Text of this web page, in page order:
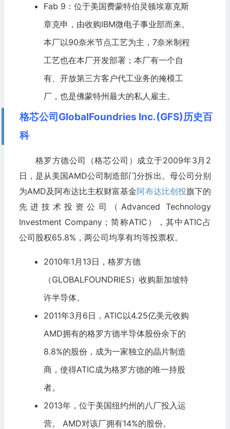
Fab 9：位于美国费蒙特伯灵顿埃塞克斯
章克申，由收购IBM微电子事业部而来。
本厂以90奈米节点工艺为主，7奈米制程
工艺也在本厂开发部署；本厂有一个自
有、开放第三方客户代工业务的掩模工
厂，也是佛蒙特州最大的私人雇主。
格芯公司GlobalFoundries Inc.(GFS)历史百
科
格罗方德公司（格芯公司）成立于2009年3月2
日，是从美国AMD公司制造部门分拆出。母公司分别
为AMD及阿布达比主权财富基金阿布达比创投旗下的
先进技术投资公司（Advanced Technology
Investment Company；简称ATIC），其中ATIC占
公司股权65.8%，两公司均享有均等投票权。
2010年1月13日，格罗方德
（GLOBALFOUNDRIES）收购新加坡特
许半导体。
2011年3月6日，ATIC以4.25亿美元收购
AMD拥有的格罗方德半导体股份余下的
8.8%的股份，成为一家独立的晶片制造
商，使得ATIC成为格罗方德的唯一持股
者。
2013年，位于美国纽约州的八厂投入运
营。 AMD对该厂拥有14%的股份。